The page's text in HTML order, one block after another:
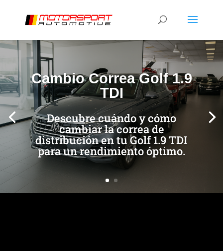
Cambio Correa Golf 1.9
TDI
Descubre cuándo y cómo
cambiar la correa de
distribución en tu Golf 1.9 TDI
para un rendimiento óptimo.
[/et_pb_slide][/et_pb_slide]